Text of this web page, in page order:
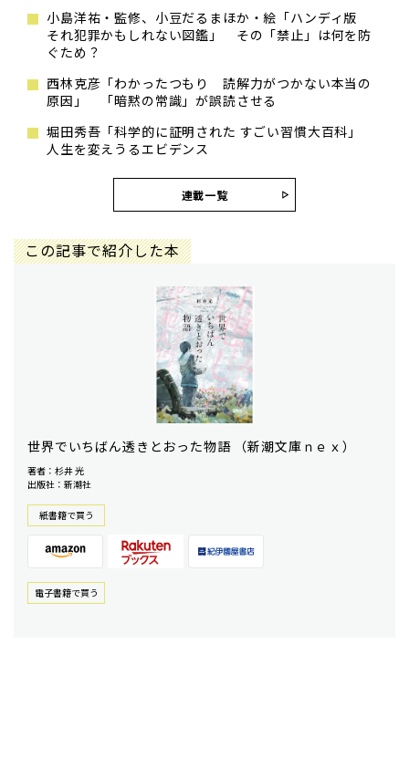
小島洋祐・監修、小豆だるまほか・絵「ハンディ版
それ犯罪かもしれない図鑑」 その「禁止」は何を防
ぐため？
西林克彦「わかったつもり 読解力がつかない本当の
原因」 「暗黙の常識」が誤読させる
堀田秀吾「科学的に証明された すごい習慣大百科」
人生を変えうるエビデンス
連載一覧
この記事で紹介した本
世界でいちばん透きとおった物語 （新潮文庫ｎｅｘ）
著者：杉井 光
出版社：新潮社
紙書籍で買う
電⼦書籍で買う